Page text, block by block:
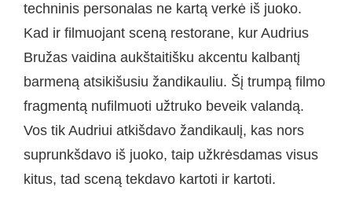
techninis personalas ne kartą verkė iš juoko.
Kad ir filmuojant sceną restorane, kur Audrius
Bružas vaidina aukštaitišku akcentu kalbantį
barmeną atsikišusiu žandikauliu. Šį trumpą filmo
fragmentą nufilmuoti užtruko beveik valandą.
Vos tik Audriui atkišdavo žandikaulį, kas nors
suprunkšdavo iš juoko, taip užkrėsdamas visus
kitus, tad sceną tekdavo kartoti ir kartoti.